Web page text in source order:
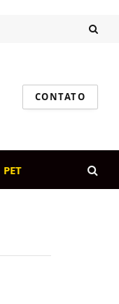
CONTATO
PET